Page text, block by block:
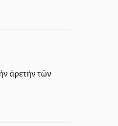
ἀρετὴν τῶν